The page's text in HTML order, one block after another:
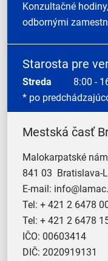
Konzultačné
odbornými
Starosta pre
Streda 8:00 -
* po
Mestská časť
Malokarpatské
841 03 Bratislava-
E-mail:
Tel: + 421 2 6478
Tel: + 421 2 6478
IČO: 00603414
DIČ: 2020919131